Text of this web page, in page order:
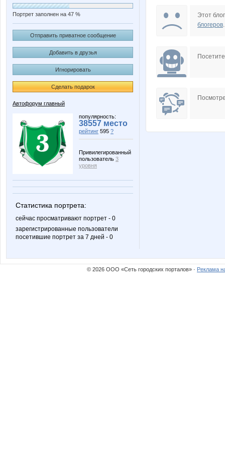
Портрет заполнен на 47 %
Отправить приватное сообщение
Добавить в друзья
Игнорировать
Сделать подарок
Автофорум главный
популярность:
38557 место
рейтинг 595 ?
Привилегированный
пользователь 3
уровня
Статистика портрета:
сейчас просматривают портрет - 0
зарегистрированные пользователи
посетившие портрет за 7 дней - 0
Этот
блогеров.
© 2026 ООО «Сеть городских порталов» · Реклама